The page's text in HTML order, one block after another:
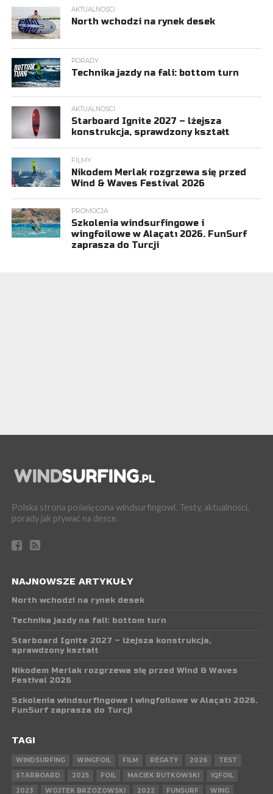
AKTUALNOŚCI
North wchodzi na rynek desek
PORADY
Technika jazdy na fali: bottom turn
AKTUALNOŚCI
Starboard Ignite 2027 – lżejsza
konstrukcja, sprawdzony kształt
FILMY
Nikodem Merlak rozgrzewa się przed
Wind & Waves Festival 2026
PROMOCJA
Szkolenia windsurfingowe i
wingfoilowe w Alaçatı 2026. FunSurf
zaprasza do Turcji
Polska strona poświęcona windsurfingowi. Testy, aktualności,
porady jak pływać na desce.
NAJNOWSZE ARTYKUŁY
North wchodzi na rynek desek
Technika jazdy na fali: bottom turn
Starboard Ignite 2027 – lżejsza konstrukcja,
sprawdzony kształt
Nikodem Merlak rozgrzewa się przed Wind & Waves
Festival 2026
Szkolenia windsurfingowe i wingfoilowe w Alaçatı 2026.
FunSurf zaprasza do Turcji
TAGI
WINDSURFING WINGFOIL FILM REGATY 2026
TEST
STARBOARD
2025 FOIL MACIEK RUTKOWSKI
IQFOIL
2023
WOJTEK BRZOZOWSKI 2022 FUNSURF WING